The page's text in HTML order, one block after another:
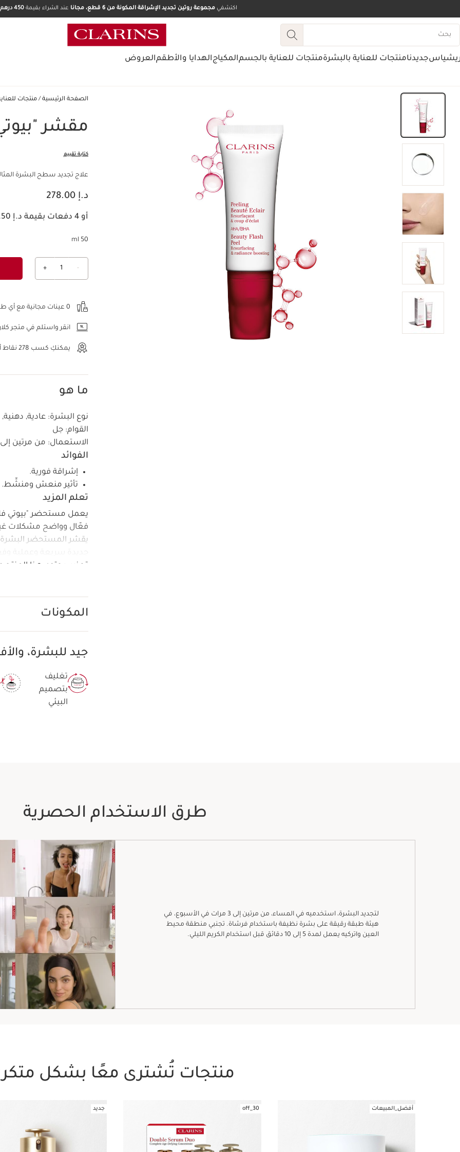
اكتشفي مجموعة روتين تجديد الإشراقة المكونة من 6 قطع، مجانا عند الشراء بقيمة 450 درهم.
جديدنامنتجات للعناية بالبشرةمنتجات للعناية بالجسمالمكياجالهدايا والأطقمالعروض
الصفحة الرئيسية منتجات
مقشر
كتابة تقييم
علاج تجديد سطح البشرة
السعر الحالي هو د.إ 278.00
د.إ 278.00
أو 4 دفعات بقيمة د.إ 69.50 مع
50 ml
-
1
+
0 عينات مجانية مع أي طلب.
انقر واستلم في متجر
يمكنكِ كسب 278 نقاط
ما هو
نوع البشرة: عادية,
القوام: جل
الاستعمال: من مرتين إلى 3 مرات في الأسبوع، مساءً.
الفوائد
إشراقة فورية.
تأثير منعش ومنشِّط.
تعلم المزيد
يعمل مستحضر "بيوتي
فعّال وواضح مشكلات
يقشر المستحضر البشرة
تحذير: يحتوي هذا
الاستخدام واستشيري
المكونات
جيد للبشرة،
تغليف
بتصميم
البيئي
طرق الاستخدام الحصرية
لتجديد البشرة، استخدميه في المساء، من مرتين إلى 3 مرات في الأسبوع، في
هيئة طبقة رقيقة على بشرة نظيفة باستخدام فرشاة. تجنبي منطقة محيط
العين واتركيه يعمل لمدة 5 إلى 10 دقائق قبل استخدام الكريم الليلي.
منتجات تُشترى معًا بشكل
أفضل_المبيعات 30_off جديد